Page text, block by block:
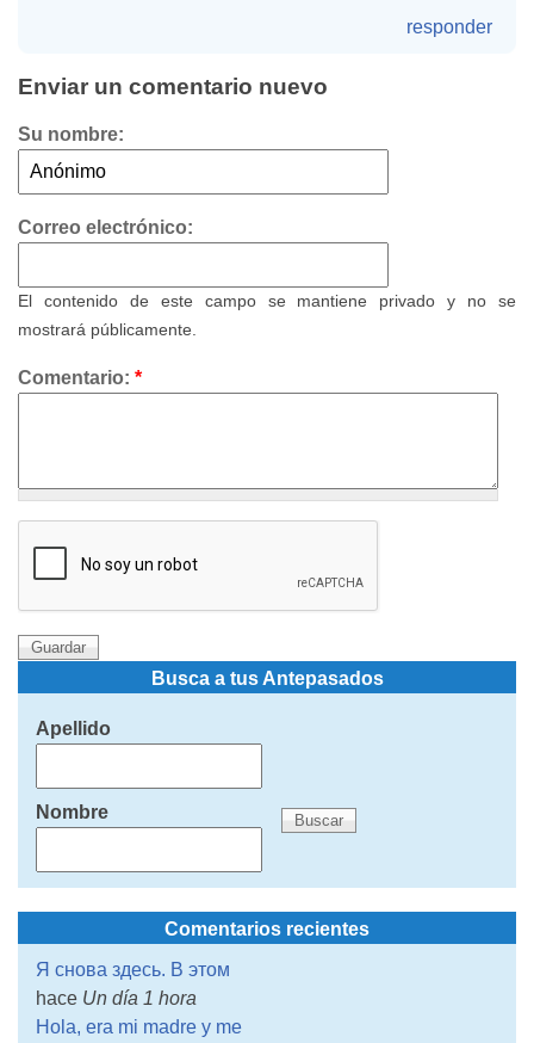
responder
Enviar un comentario nuevo
Su nombre:
Correo electrónico:
El contenido de este campo se mantiene privado y no se
mostrará públicamente.
Comentario: *
Busca a tus Antepasados
Apellido
Nombre
Comentarios recientes
Я снова здесь. В этом
hace Un día 1 hora
Hola, era mi madre y me